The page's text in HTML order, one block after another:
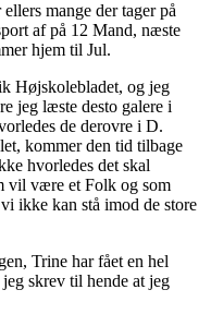
mange der tager på
af på 12 Mand, næste
hjem til Jul.
Højskolebladet, og jeg
jeg læste desto galere i
de derovre i D.
kommer den tid tilbage
hvorledes det skal
vil være et Folk og som
ikke kan stå imod de store
Trine har fået en hel
skrev til hende at jeg